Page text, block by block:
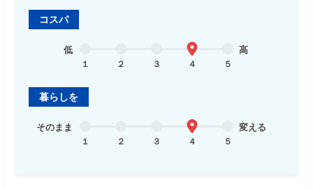
コスパ
低
１ ２ ３ ４ ５
高
暮らしを
そのまま
１ ２ ３ ４ ５
変える